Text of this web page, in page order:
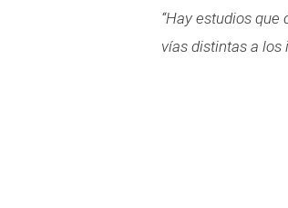
“Hay estudios
vías distintas a